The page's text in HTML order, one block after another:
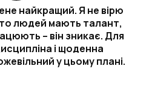
найкращий. Я не вірю
людей мають талант,
– він зникає. Для
і щоденна
у цьому плані.